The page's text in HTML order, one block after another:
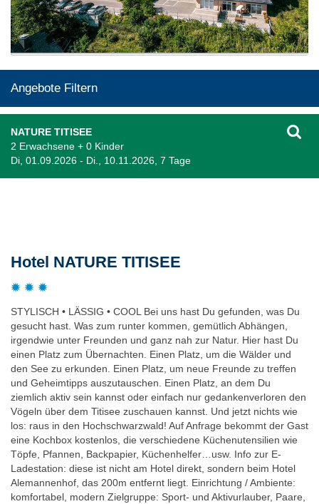
Angebote Filtern
NATURE TITISEE
2 Erwachsene + 0 Kinder
Di, 01.09.2026 - Di., 10.11.2026, 7 Tage
Hotel NATURE TITISEE
STYLISCH • LÄSSIG • COOL Bei uns hast Du gefunden, was Du
gesucht hast. Was zum runter kommen, gemütlich Abhängen,
irgendwie unter Freunden und ganz nah zur Natur. Hier hast Du
einen Platz zum Übernachten. Einen Platz, um die Wälder und
den See zu erkunden. Einen Platz, um neue Freunde zu treffen
und Geheimtipps auszutauschen. Einen Platz, an dem Du
ziemlich aktiv sein kannst oder einfach nur gedankenverloren den
Vögeln über dem Titisee zuschauen kannst. Und jetzt nichts wie
los: raus in den Hochschwarzwald! Auf Anfrage bekommt der Gast
eine Kochbox kostenlos, die verschiedene Küchenutensilien wie
Töpfe, Pfannen, Backpapier, Küchenhelfer…usw. Info zur E-
Ladestation: diese ist nicht am Hotel direkt, sondern beim Hotel
Alemannenhof, das 200m entfernt liegt. Einrichtung / Ambiente:
komfortabel, modern Zielgruppe: Sport- und Aktivurlauber, Paare,